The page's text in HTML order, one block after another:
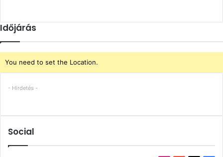
Időjárás
You need to set the Location.
- Hirdetés -
Social